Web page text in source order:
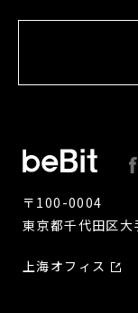
〒100-0004
東京都千代田区
上海オフィス